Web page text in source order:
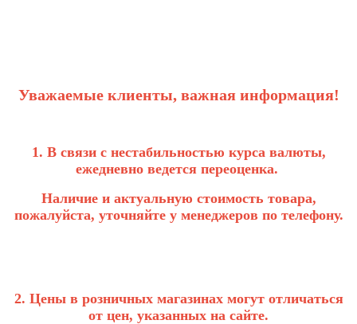
Уважаемые клиенты, важная информация!
1. В связи с нестабильностью курса валюты,
ежедневно ведется переоценка.
Наличие и актуальную стоимость товара,
пожалуйста, уточняйте у менеджеров по телефону.
2. Цены в розничных магазинах могут отличаться
от цен, указанных на сайте.